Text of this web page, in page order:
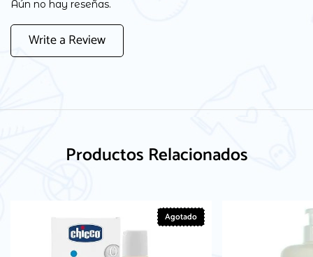
Aún no hay reseñas.
Write a Review
Productos Relacionados
Agotado